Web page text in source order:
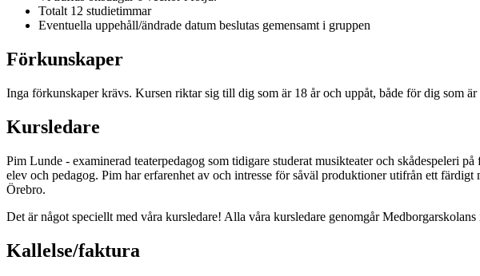
Totalt 12 studietimmar
Eventuella uppehåll/ändrade datum beslutas gemensamt i gruppen
Förkunskaper
Inga förkunskaper krävs. Kursen riktar sig till dig som är 18 år och uppåt, både för dig som
Kursledare
Pim Lunde - examinerad teaterpedagog som tidigare studerat musikteater och skådespeleri
elev och pedagog. Pim har erfarenhet av och intresse för såväl produktioner utifrån ett
Örebro.
Det är något speciellt med våra kursledare! Alla våra kursledare genomgår
Kallelse/faktura